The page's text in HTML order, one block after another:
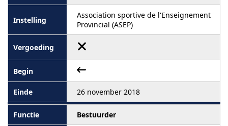
Association sportive de l'Enseignement
Provincial (ASEP)
26 november 2018
Bestuurder